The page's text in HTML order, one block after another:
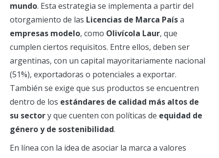
mundo. Esta estrategia se implementa a partir del
otorgamiento de las Licencias de Marca Paísa
empresas modelo, como Olivícola Laur, que
cumplen ciertos requisitos. Entre ellos, deben ser
argentinas, con un capital mayoritariamente nacional
(51%), exportadoras o potenciales a exportar.
También se exige que sus productos se encuentren
dentro de los estándares de calidad más altos de
su sectory que cuenten con políticas de equidad de
género y de sostenibilidad.
En línea con la idea de asociar la marca a valores